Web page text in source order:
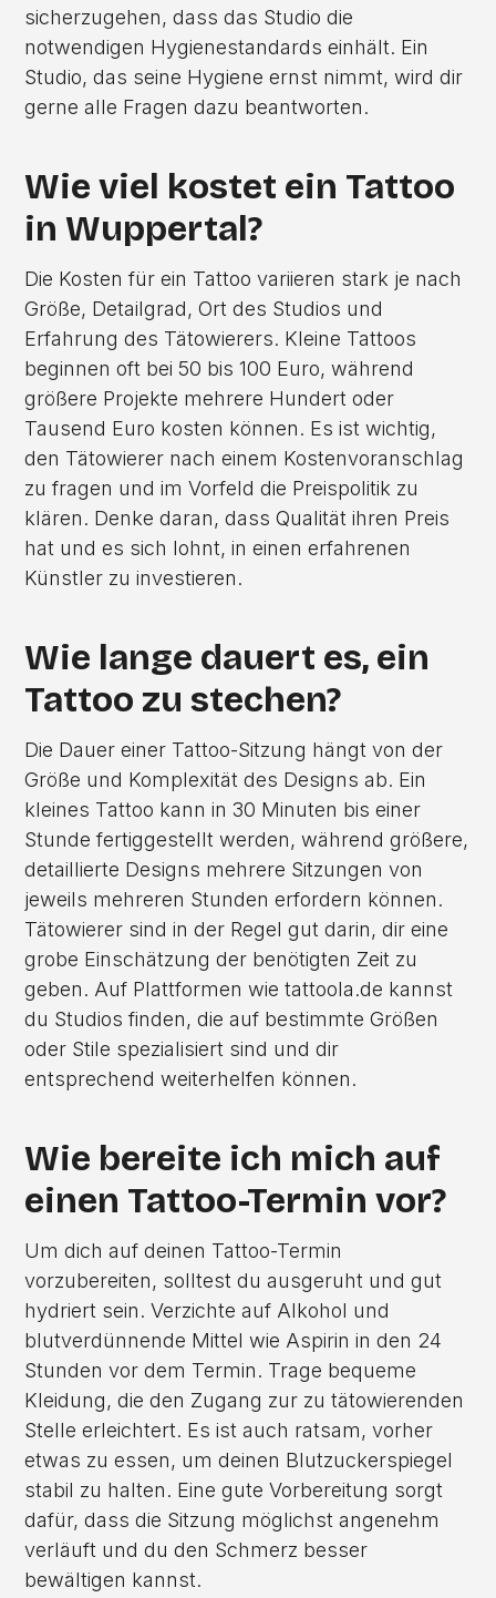
sicherzugehen, dass das Studio die
notwendigen Hygienestandards einhält. Ein
Studio, das seine Hygiene ernst nimmt, wird dir
gerne alle Fragen dazu beantworten.
Wie viel kostet ein Tattoo
in Wuppertal?
Die Kosten für ein Tattoo variieren stark je nach
Größe, Detailgrad, Ort des Studios und
Erfahrung des Tätowierers. Kleine Tattoos
beginnen oft bei 50 bis 100 Euro, während
größere Projekte mehrere Hundert oder
Tausend Euro kosten können. Es ist wichtig,
den Tätowierer nach einem Kostenvoranschlag
zu fragen und im Vorfeld die Preispolitik zu
klären. Denke daran, dass Qualität ihren Preis
hat und es sich lohnt, in einen erfahrenen
Künstler zu investieren.
Wie lange dauert es, ein
Tattoo zu stechen?
Die Dauer einer Tattoo-Sitzung hängt von der
Größe und Komplexität des Designs ab. Ein
kleines Tattoo kann in 30 Minuten bis einer
Stunde fertiggestellt werden, während größere,
detaillierte Designs mehrere Sitzungen von
jeweils mehreren Stunden erfordern können.
Tätowierer sind in der Regel gut darin, dir eine
grobe Einschätzung der benötigten Zeit zu
geben. Auf Plattformen wie tattoola.de kannst
du Studios finden, die auf bestimmte Größen
oder Stile spezialisiert sind und dir
entsprechend weiterhelfen können.
Wie bereite ich mich auf
einen Tattoo-Termin vor?
Um dich auf deinen Tattoo-Termin
vorzubereiten, solltest du ausgeruht und gut
hydriert sein. Verzichte auf Alkohol und
blutverdünnende Mittel wie Aspirin in den 24
Stunden vor dem Termin. Trage bequeme
Kleidung, die den Zugang zur zu tätowierenden
Stelle erleichtert. Es ist auch ratsam, vorher
etwas zu essen, um deinen Blutzuckerspiegel
stabil zu halten. Eine gute Vorbereitung sorgt
dafür, dass die Sitzung möglichst angenehm
verläuft und du den Schmerz besser
bewältigen kannst.